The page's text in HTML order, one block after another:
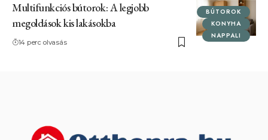
BÚTOROK
KONYHA
NAPPALI
Multifunkciós bútorok: A legjobb
megoldások kis lakásokba
14 perc olvasás